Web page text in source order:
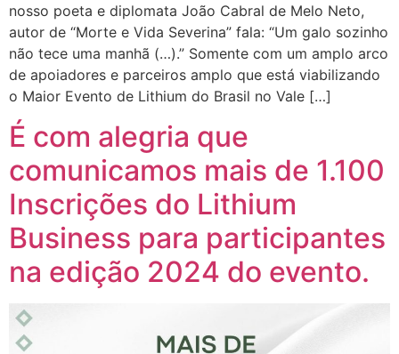
nosso poeta e diplomata João Cabral de Melo Neto,
autor de “Morte e Vida Severina” fala: “Um galo sozinho
não tece uma manhã (…).” Somente com um amplo arco
de apoiadores e parceiros amplo que está viabilizando
o Maior Evento de Lithium do Brasil no Vale […]
É com alegria que
comunicamos mais de 1.100
Inscrições do Lithium
Business para participantes
na edição 2024 do evento.